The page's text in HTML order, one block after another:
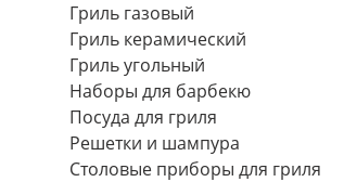
Гриль газовый
Гриль керамический
Гриль угольный
Наборы для барбекю
Посуда для гриля
Решетки и шампура
Столовые приборы для гриля